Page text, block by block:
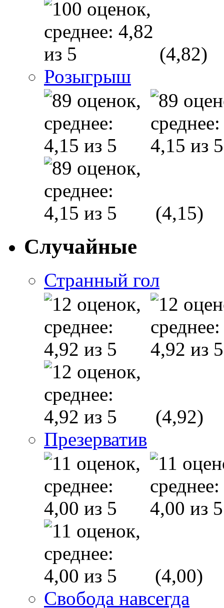
(4,82)
Розыгрыш
(4,15)
Случайные
Странный гол
(4,92)
Презерватив
(4,00)
Свобода навсегда